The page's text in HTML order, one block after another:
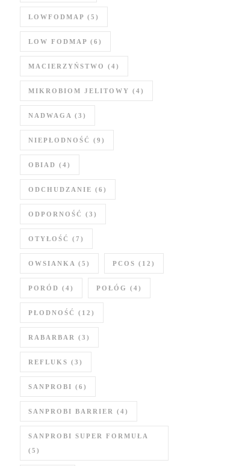
LOWFODMAP (5)
LOW FODMAP (6)
MACIERZYŃSTWO (4)
MIKROBIOM JELITOWY (4)
NADWAGA (3)
NIEPŁODNOŚĆ (9)
OBIAD (4)
ODCHUDZANIE (6)
ODPORNOŚĆ (3)
OTYŁOŚĆ (7)
OWSIANKA (5) PCOS (12)
PORÓD (4) POŁÓG (4)
PŁODNOŚĆ (12)
RABARBAR (3)
REFLUKS (3)
SANPROBI (6)
SANPROBI BARRIER (4)
SANPROBI SUPER FORMUŁA
(5)